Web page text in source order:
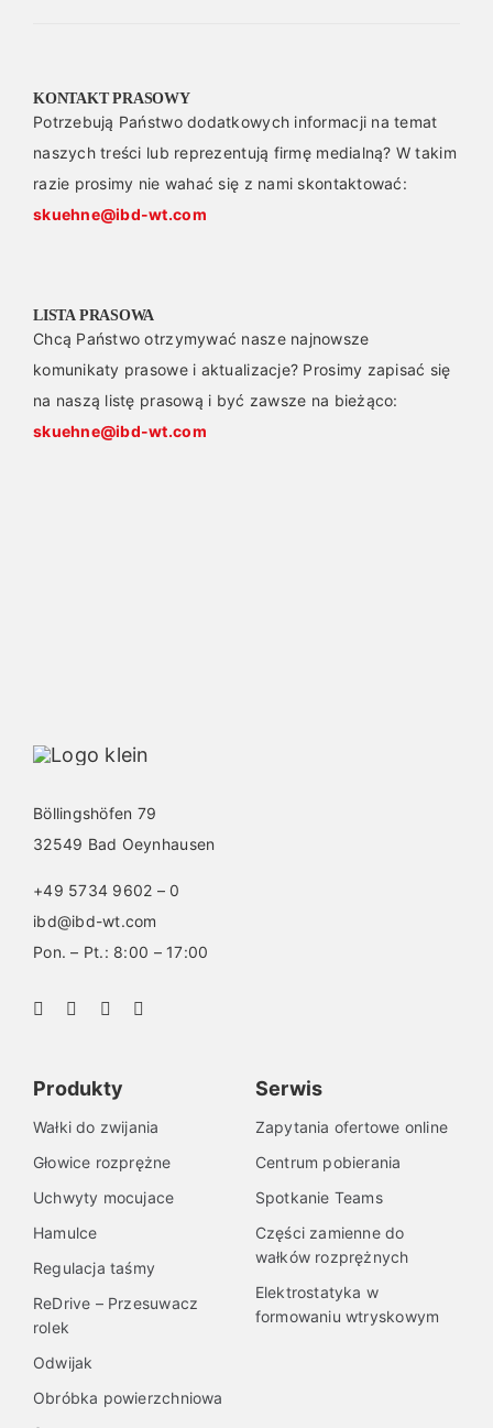
KONTAKT PRASOWY
Potrzebują Państwo dodatkowych informacji na temat
naszych treści lub reprezentują firmę medialną? W takim
razie prosimy nie wahać się z nami skontaktować:
skuehne@ibd-wt.com
LISTA PRASOWA
Chcą Państwo otrzymywać nasze najnowsze
komunikaty prasowe i aktualizacje? Prosimy zapisać się
na naszą listę prasową i być zawsze na bieżąco:
skuehne@ibd-wt.com
Böllingshöfen 79
32549 Bad Oeynhausen
+49 5734 9602 – 0
ibd@ibd-wt.com
Pon. – Pt.: 8:00 – 17:00
Produkty
Wałki do zwijania
Głowice rozprężne
Uchwyty mocujace
Hamulce
Regulacja taśmy
ReDrive – Przesuwacz
rolek
Odwijak
Obróbka powierzchniowa
Serwis
Zapytania ofertowe online
Centrum pobierania
Spotkanie Teams
Części zamienne do
wałków rozprężnych
Elektrostatyka w
formowaniu wtryskowym